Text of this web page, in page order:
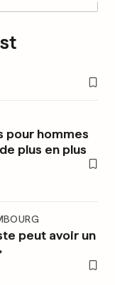
pour hommes
plus en plus
peut avoir un